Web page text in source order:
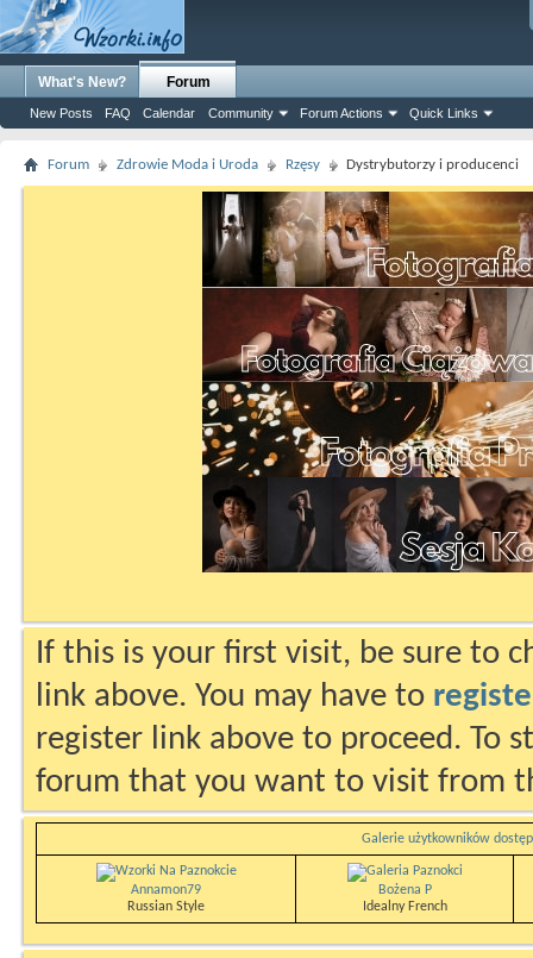
What's New? Forum
New Posts FAQ Calendar Community Forum Actions Quick Links
Forum Zdrowie Moda i Uroda Rzęsy Dystrybutorzy i producenci
If this is your first visit, be sure to
link above. You may have to
register link above to proceed. To
forum that you want to visit from
Galerie użytkowników
Annamon79
Russian Style
Bożena P
Idealny French